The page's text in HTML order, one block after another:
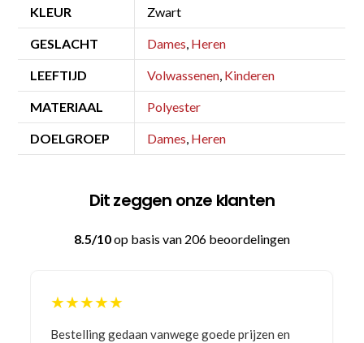
KLEUR Zwart
GESLACHT Dames, Heren
LEEFTIJD Volwassenen, Kinderen
MATERIAAL Polyester
DOELGROEP Dames, Heren
Dit zeggen onze klanten
8.5/10op basis van 206 beoordelingen
★★★★★
Bestelling gedaan vanwege goede prijzen en